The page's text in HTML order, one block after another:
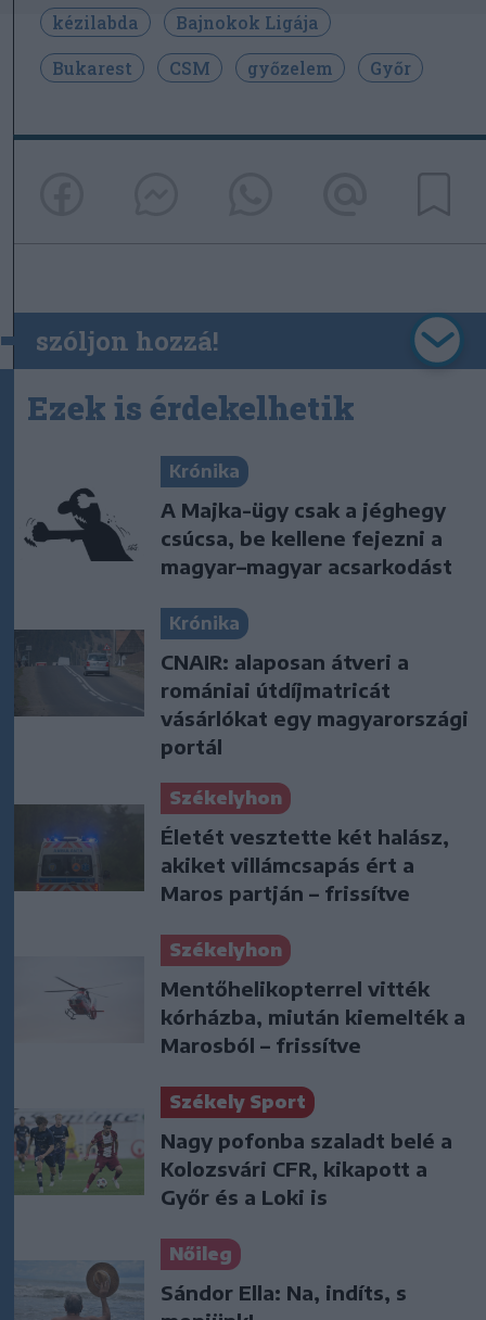
kézilabda
Bajnokok Ligája
Bukarest
CSM győzelem Győr
szóljon hozzá!
Ezek is érdekelhetik
Krónika
A Majka-ügy csak a jéghegy
csúcsa, be kellene fejezni a
magyar–magyar acsarkodást
Krónika
CNAIR: alaposan átveri a
romániai útdíjmatricát
vásárlókat egy magyarországi
portál
Székelyhon
Életét vesztette két halász,
akiket villámcsapás ért a
Maros partján – frissítve
Székelyhon
Mentőhelikopterrel vitték
kórházba, miután kiemelték a
Marosból – frissítve
Székely Sport
Nagy pofonba szaladt belé a
Kolozsvári CFR, kikapott a
Győr és a Loki is
Nőileg
Sándor Ella: Na, indíts, s